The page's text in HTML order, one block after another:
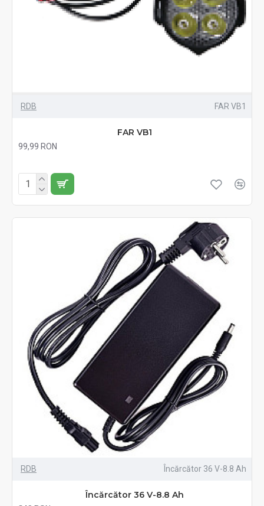
RDB FAR VB1
FAR VB1
99,99 RON
RDB Încărcător 36 V-8.8 Ah
Încărcător 36 V-8.8 Ah